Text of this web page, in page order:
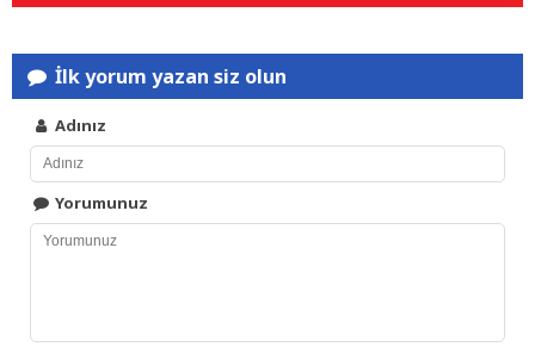
İlk yorum yazan siz olun
Adınız
Yorumunuz